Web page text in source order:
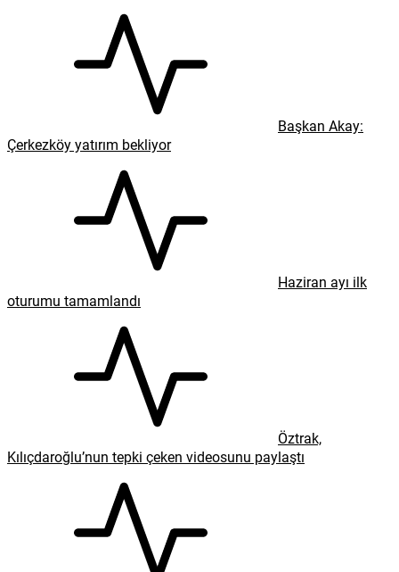
Başkan Akay:
Çerkezköy yatırım bekliyor
Haziran ayı ilk
oturumu tamamlandı
Öztrak,
Kılıçdaroğlu’nun tepki çeken videosunu paylaştı